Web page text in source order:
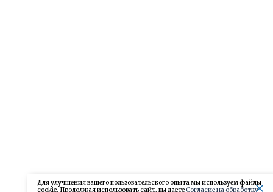
Для улучшения вашего пользовательского опыта мы используем файлы
cookie. Продолжая использовать сайт, вы даетеСогласие на обработку